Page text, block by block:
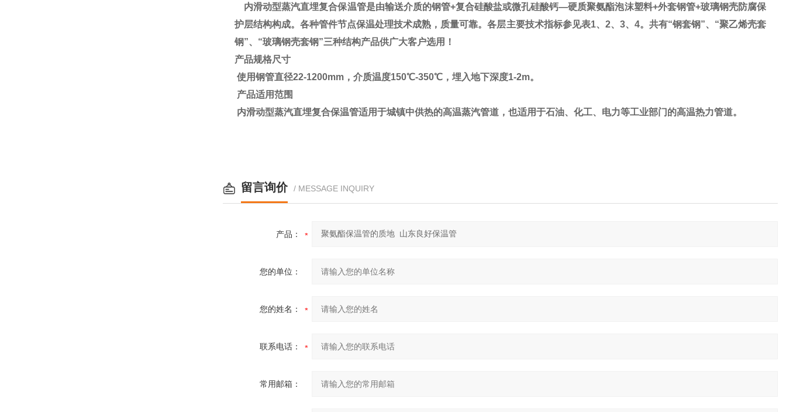
内滑动型蒸汽直埋复合保温管是由输送介质的钢管+复合硅酸盐或微孔硅酸钙—硬质聚氨酯泡沫塑料+外套钢管+玻璃钢壳防腐保
护层结构构成。各种管件节点保温处理技术成熟，质量可靠。各层主要技术指标参见表1、 2、 3、 4。共有“钢套钢”、 “聚乙烯壳套
钢”、 “玻璃钢壳套钢”三种结构产品供广大客户选用！
产品规格尺寸
使用钢管直径22-1200mm ，介质温度150℃-350℃ ，埋入地下深度1-2m。
产品适用范围
内滑动型蒸汽直埋复合保温管适用于城镇中供热的高温蒸汽管道，也适用于石油、化工、电力等工业部门的高温热力管道。
留言询价 / MESSAGE INQUIRY
产品：
您的单位：
您的姓名：
联系电话：
常用邮箱：